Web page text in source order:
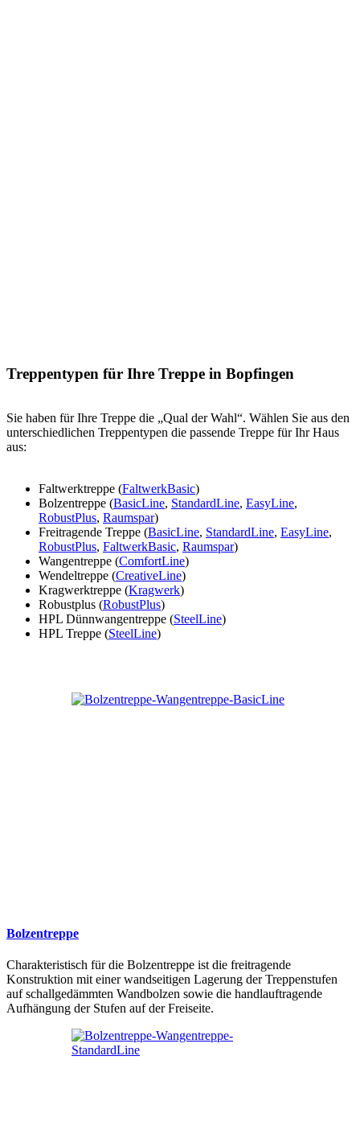
Treppentypen für Ihre Treppe in Bopfingen
Sie haben für Ihre Treppe die „Qual der Wahl“. Wählen Sie aus den
unterschiedlichen Treppentypen die passende Treppe für Ihr Haus
aus:
Faltwerktreppe (FaltwerkBasic)
Bolzentreppe (BasicLine, StandardLine, EasyLine,
RobustPlus, Raumspar)
Freitragende Treppe (BasicLine, StandardLine, EasyLine,
RobustPlus, FaltwerkBasic, Raumspar)
Wangentreppe (ComfortLine)
Wendeltreppe (CreativeLine)
Kragwerktreppe (Kragwerk)
Robustplus (RobustPlus)
HPL Dünnwangentreppe (SteelLine)
HPL Treppe (SteelLine)
Bolzentreppe
Charakteristisch für die Bolzentreppe ist die freitragende
Konstruktion mit einer wandseitigen Lagerung der Treppenstufen
auf schallgedämmten Wandbolzen sowie die handlauftragende
Aufhängung der Stufen auf der Freiseite.